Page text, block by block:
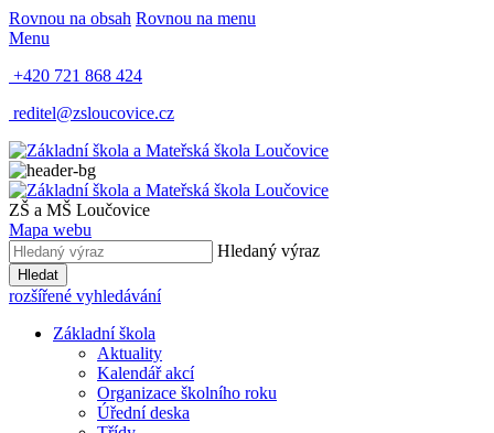
Rovnou na obsah Rovnou na menu
Menu
+420 721 868 424
reditel@zsloucovice.cz
ZŠ a MŠ Loučovice
Mapa webu
Hledaný výraz
Hledat
rozšířené vyhledávání
Základní škola
Aktuality
Kalendář akcí
Organizace školního roku
Úřední deska